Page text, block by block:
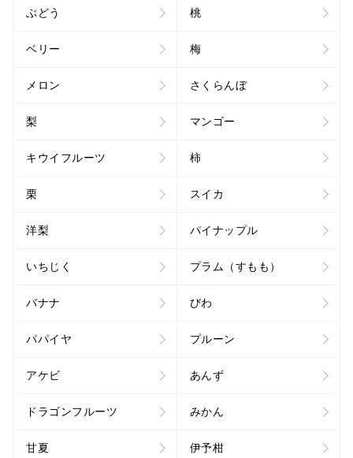
ぶどう 桃
ベリー 梅
メロン さくらんぼ
梨 マンゴー
キウイフルーツ 柿
栗 スイカ
洋梨 パイナップル
いちじく プラム（すもも）
バナナ びわ
パパイヤ プルーン
アケビ あんず
ドラゴンフルーツ みかん
甘夏 伊予柑